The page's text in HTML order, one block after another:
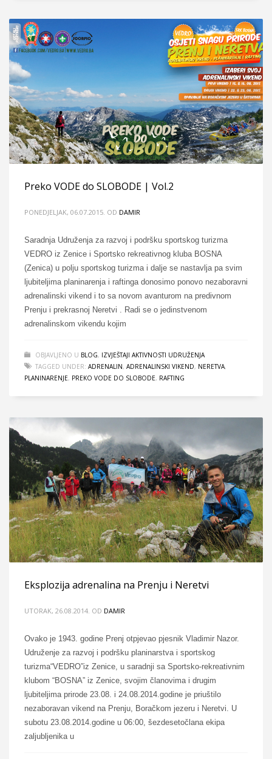
Preko VODE do SLOBODE | Vol.2
PONEDJELJAK, 06.07.2015. OD DAMIR
Saradnja Udruženja za razvoj i podršku sportskog turizma
VEDRO iz Zenice i Sportsko rekreativnog kluba BOSNA
(Zenica) u polju sportskog turizma i dalje se nastavlja pa svim
ljubiteljima planinarenja i raftinga donosimo ponovo nezaboravni
adrenalinski vikend i to sa novom avanturom na predivnom
Prenju i prekrasnoj Neretvi . Radi se o jedinstvenom
adrenalinskom vikendu kojim
OBJAVLJENO U BLOG, IZVJEŠTAJI AKTIVNOSTI UDRUŽENJA
TAGGED UNDER: ADRENALIN, ADRENALINSKI VIKEND, NERETVA,
PLANINARENJE, PREKO VODE DO SLOBODE, RAFTING
Eksplozija adrenalina na Prenju i Neretvi
UTORAK, 26.08.2014. OD DAMIR
Ovako je 1943. godine Prenj otpjevao pjesnik Vladimir Nazor.
Udruženje za razvoj i podršku planinarstva i sportskog
turizma“VEDRO”iz Zenice, u saradnji sa Sportsko-rekreativnim
klubom “BOSNA” iz Zenice, svojim članovima i drugim
ljubiteljima prirode 23.08. i 24.08.2014.godine je priuštilo
nezaboravan vikend na Prenju, Boračkom jezeru i Neretvi. U
subotu 23.08.2014.godine u 06:00, šezdesetočlana ekipa
zaljubljenika u